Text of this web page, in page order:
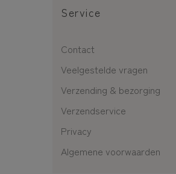
Service
Contact
Veelgestelde vragen
Verzending & bezorging
Verzendservice
Privacy
Algemene voorwaarden